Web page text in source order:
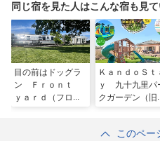
同じ宿を見た人はこんな宿も見
目の前はドッグラ
ン Ｆｒｏｎｔ
ｙａｒｄ（フロン
ＫａｎｄｏＳｔ
ｙ 九十九里パ
クガーデン（旧
道ー）このペー